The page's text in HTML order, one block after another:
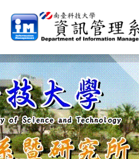
:::